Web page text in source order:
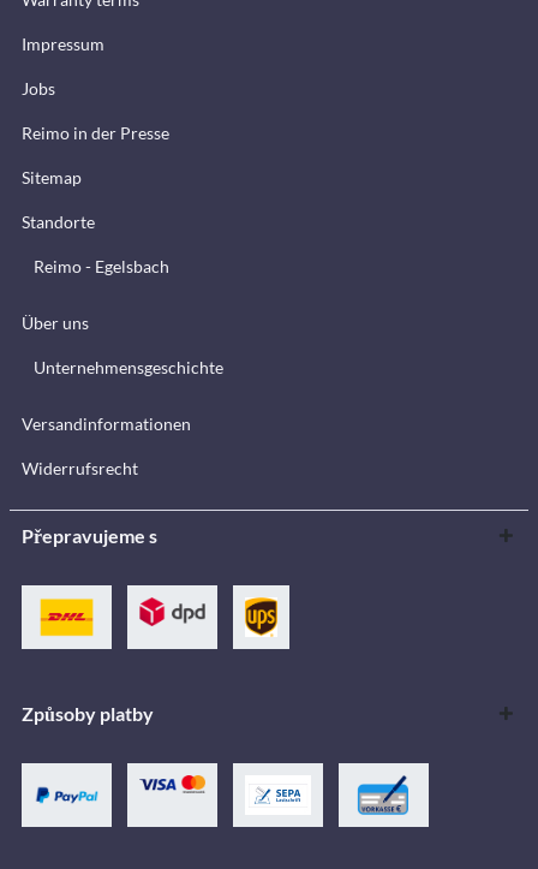
Impressum
Jobs
Reimo in der Presse
Sitemap
Standorte
Reimo - Egelsbach
Über uns
Unternehmensgeschichte
Versandinformationen
Widerrufsrecht
Přepravujeme s
Způsoby platby